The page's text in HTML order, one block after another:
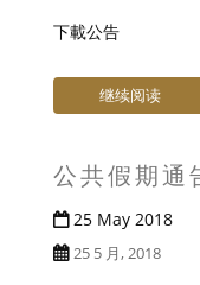
下載公告
继续阅读
公共假期通
25 May 2018
25 5 月, 2018